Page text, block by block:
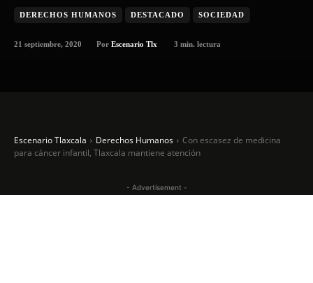
DERECHOS HUMANOS DESTACADO SOCIEDAD
21 septiembre, 2020 Por Escenario Tlx 3 min. lectura
Escenario Tlaxcala Derechos Humanos
Con escasez de medicina
para cáncer infantil, Tlaxcala mantiene atención
- Advertisement -